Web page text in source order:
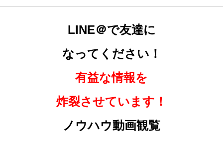
LINE＠で友達に
なってください！
有益な情報を
炸裂させています！
ノウハウ動画観覧